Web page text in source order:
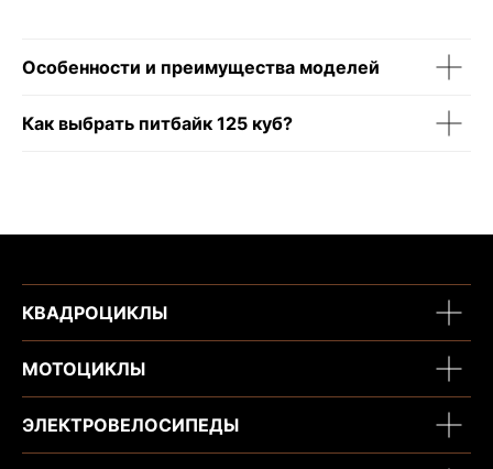
Особенности и преимущества моделей
Как выбрать питбайк 125 куб?
КВАДРОЦИКЛЫ
МОТОЦИКЛЫ
ЭЛЕКТРОВЕЛОСИПЕДЫ
ИНН 450164920881
2026, МотоТехника45